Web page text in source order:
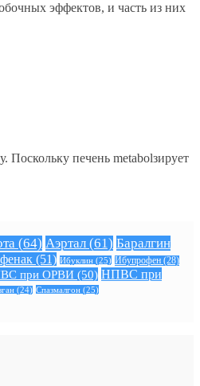
эффектов, и часть из них
Поскольку печень metabolзирует
(64) Аэртал (61) Баралгин
(51) Ибуклин (25) Ибупрофен (28)
при ОРВИ (50) НПВС при
(24) Спазмалгон (25)